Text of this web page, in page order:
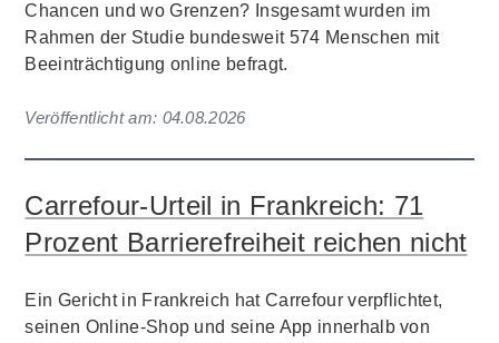
Chancen und wo Grenzen? Insgesamt wurden im
Rahmen der Studie bundesweit 574 Menschen mit
Beeinträchtigung online befragt.
Veröffentlicht am: 04.08.2026
Carrefour-Urteil in Frankreich: 71
Prozent Barrierefreiheit reichen nicht
Ein Gericht in Frankreich hat Carrefour verpflichtet,
seinen Online-Shop und seine App innerhalb von